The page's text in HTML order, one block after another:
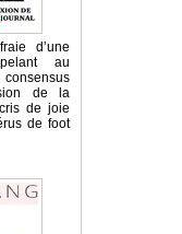
d’une
au
de la
de joie
de foot